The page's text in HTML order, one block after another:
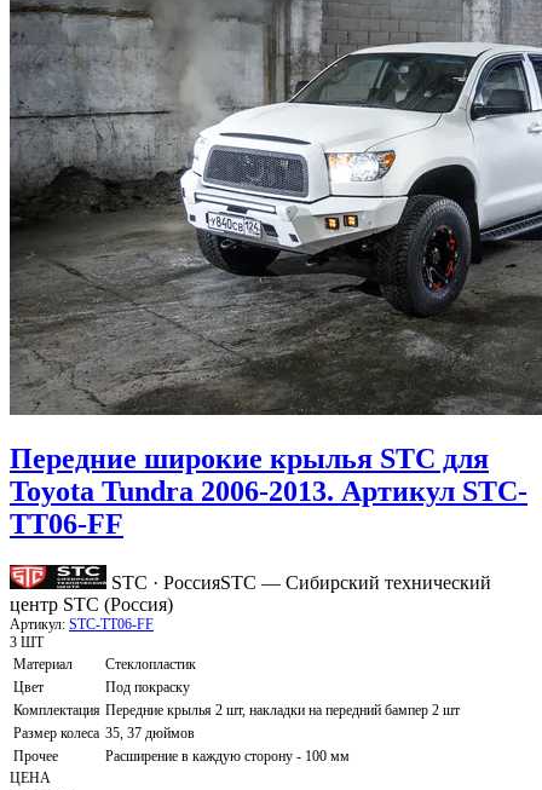
Передние широкие крылья STC для
Toyota Tundra 2006-2013. Артикул STC-
TT06-FF
STC · РоссияSTC — Сибирский технический
центр STC (Россия)
Артикул: STC-TT06-FF
3 ШТ
Материал
Стеклопластик
Цвет
Под покраску
Комплектация Передние крылья 2 шт, накладки на передний бампер 2 шт
Размер колеса 35, 37 дюймов
Прочее
Расширение в каждую сторону - 100 мм
ЦЕНА